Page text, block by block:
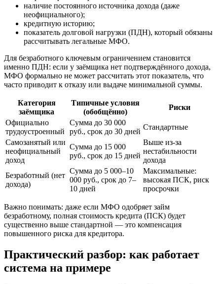
наличие постоянного источника дохода (даже
неофициального);
кредитную историю;
показатель долговой нагрузки (ПДН), который обязаны
рассчитывать легальные МФО.
Для безработного ключевым ограничением становится
именно ПДН: если у заёмщика нет подтверждённого дохода,
МФО формально не может рассчитать этот показатель, что
часто приводит к отказу или выдаче минимальной суммы.
Категория
заёмщика
Типичные условия
(обобщённо)
Риски
Официально
трудоустроенный
Сумма до 30 000
руб., срок до 30 дней
Стандартные
Самозанятый или
неофициальный
доход
Сумма до 15 000
руб., срок до 15 дней
Выше из-за
нестабильности
дохода
Безработный (нет
дохода)
Сумма до 5 000–10
000 руб., срок до 7–
10 дней
Максимальные:
высокая ПСК, риск
просрочки
Важно понимать: даже если МФО одобряет займ
безработному, полная стоимость кредита (ПСК) будет
существенно выше стандартной — это компенсация
повышенного риска для кредитора.
Практический разбор: как работает
система на примере